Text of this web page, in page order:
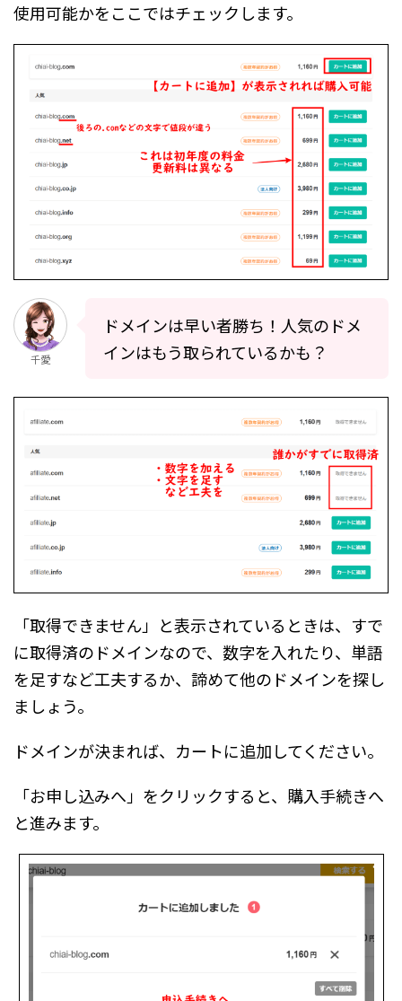
使用可能かをここではチェックします。
千愛
ドメインは早い者勝ち！人気のドメ
インはもう取られているかも？
「取得できません」と表示されているときは、すで
に取得済のドメインなので、数字を入れたり、単語
を足すなど工夫するか、諦めて他のドメインを探し
ましょう。
ドメインが決まれば、カートに追加してください。
「お申し込みへ」をクリックすると、購入手続きへ
と進みます。